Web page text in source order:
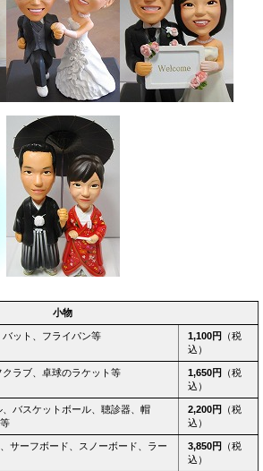
小物
ット、フライパン等 1,100円
（税
込）
ラブ、卓球のラケット等 1,650円
（税
込）
バスケットボール、聴診器、帽
2,200円
（税
込）
サーフボード、スノーボード、ラー
3,850円
（税
込）